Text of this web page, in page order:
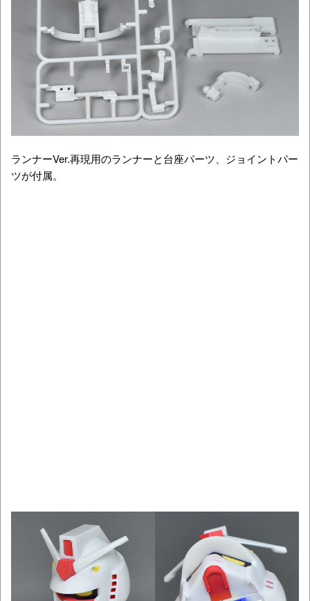
ランナーVer.再現用のランナーと台座パーツ、ジョイントパー
ツが付属。